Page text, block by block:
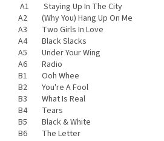
A1 Staying Up In The City
A2 (Why You) Hang Up On Me
A3 Two Girls In Love
A4 Black Slacks
A5 Under Your Wing
A6 Radio
B1 Ooh Whee
B2 You're A Fool
B3 What Is Real
B4 Tears
B5 Black & White
B6 The Letter